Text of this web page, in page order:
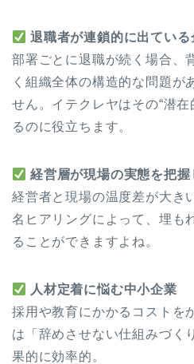
退職者が連鎖的に出ている
部署ごとに退職が続く場合、
く組織全体の構造的な問題が
せん。イテクレヤはその“潜
るのに役立ちます。
経営層が現場の実態を把
経営者と現場の温度差が大き
名ヒアリングによって、埋も
ることができますよね。
人材定着に悩む中小企業
採用や教育にかかるコストを
は「辞めさせない仕組みづく
果的に効率的。